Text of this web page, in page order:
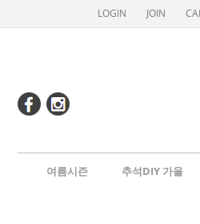
LOGIN JOIN
여름시즌 추석DIY 가을